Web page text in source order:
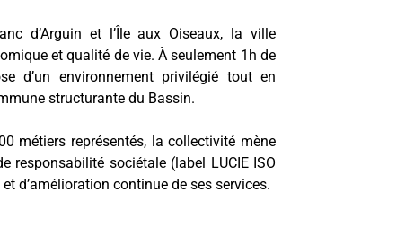
d’Arguin et l’Île aux Oiseaux, la ville
et qualité de vie. À seulement 1h de
d’un environnement privilégié tout en
structurante du Bassin.
métiers représentés, la collectivité mène
responsabilité sociétale (label LUCIE ISO
d’amélioration continue de ses services.